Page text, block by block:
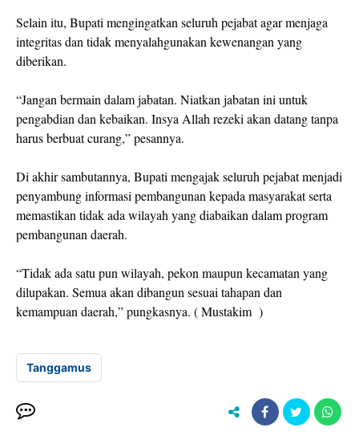
Selain itu, Bupati mengingatkan seluruh pejabat agar menjaga
integritas dan tidak menyalahgunakan kewenangan yang
diberikan.
“Jangan bermain dalam jabatan. Niatkan jabatan ini untuk
pengabdian dan kebaikan. Insya Allah rezeki akan datang tanpa
harus berbuat curang,” pesannya.
Di akhir sambutannya, Bupati mengajak seluruh pejabat menjadi
penyambung informasi pembangunan kepada masyarakat serta
memastikan tidak ada wilayah yang diabaikan dalam program
pembangunan daerah.
“Tidak ada satu pun wilayah, pekon maupun kecamatan yang
dilupakan. Semua akan dibangun sesuai tahapan dan
kemampuan daerah,” pungkasnya. ( Mustakim )
Tanggamus